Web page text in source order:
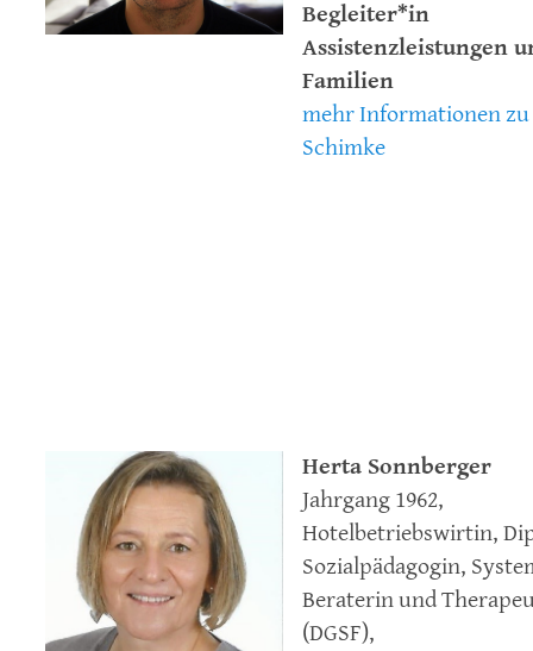
Begleiter*in
Assistenzleistungen
Familien
mehr Informationen zu
Schimke
Herta Sonnberger
Jahrgang 1962,
Hotelbetriebswirtin,
Sozialpädagogin,
Beraterin und
(DGSF),